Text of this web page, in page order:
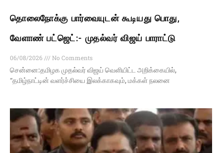
தொலைநோக்கு பார்வையுடன் கூடியது பொது,
வேளாண் பட்ஜெட்:- முதல்வர் விஜய் பாராட்டு
06/08/2026
No Comments
சென்னை:தமிழக முதல்வர் விஜய் வெளியிட்ட அறிக்கையில்,
“தமிழ்நாட்டின் வளர்ச்சியை இலக்காகவும், மக்கள் நலனை